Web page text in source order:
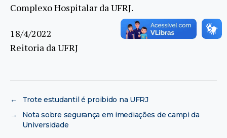
Complexo Hospitalar da UFRJ.
18/4/2022
Reitoria da UFRJ
←
Trote estudantil é proibido na UFRJ
→
Nota sobre segurança em imediações de campi da
Universidade